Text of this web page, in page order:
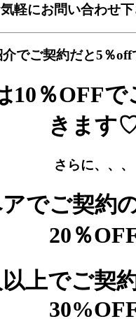
軽にお問い合わせ
でご契約だと5％off
10％OFF
きます
さらに、、、
でご契約
20％
以上でご契